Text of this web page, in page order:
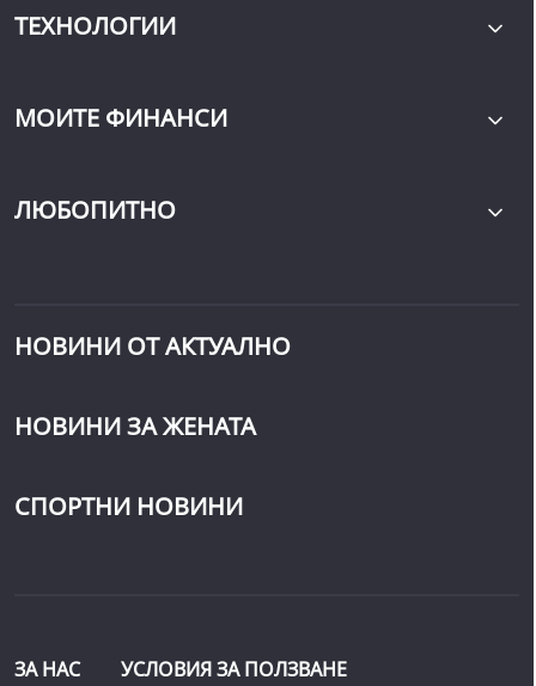
ТЕХНОЛОГИИ
МОИТЕ ФИНАНСИ
ЛЮБОПИТНО
НОВИНИ ОТ АКТУАЛНО
НОВИНИ ЗА ЖЕНАТА
СПОРТНИ НОВИНИ
ЗА НАС
УСЛОВИЯ ЗА ПОЛЗВАНЕ